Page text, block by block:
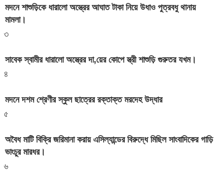
মদনে শাশুড়িকে ধারালো অস্ত্রের আঘাত টাকা নিয়ে উধাও পুত্রবধু থানায়
মামলা।
৩
সাবেক স্বামীর ধারালো অস্ত্রের দা,য়ের কোপে স্ত্রী শাশুড়ি গুরুতর যখম।
৪
মদনে দশম শ্রেণীর স্কুল ছাত্রের রক্তাক্ত মরদেহ উদ্ধার
৫
অবৈধ মাটি বিক্রি জরিমানা করায় এসিল্যান্ডের বিরুদ্ধে মিছিল সাংবাদিকের গাড়ি
ভাংচুর মারধর।
৬